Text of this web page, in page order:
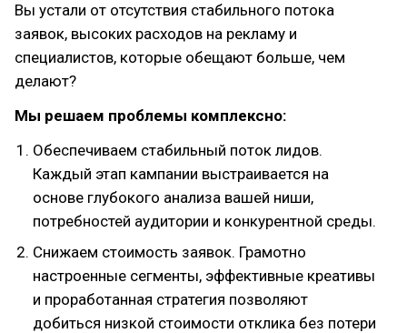
Вы устали от отсутствия стабильного потока
заявок, высоких расходов на рекламу и
специалистов, которые обещают больше, чем
делают?
Мы решаем проблемы комплексно:
Обеспечиваем стабильный поток лидов.
Каждый этап кампании выстраивается на
основе глубокого анализа вашей ниши,
потребностей аудитории и конкурентной среды.
Снижаем стоимость заявок. Грамотно
настроенные сегменты, эффективные креативы
и проработанная стратегия позволяют
добиться низкой стоимости отклика без потери